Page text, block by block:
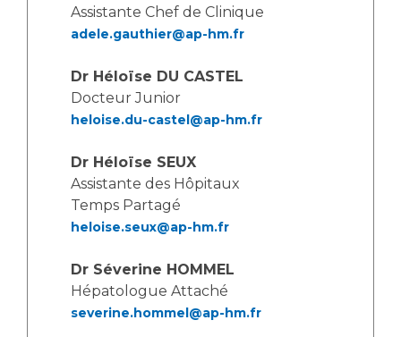
Médecine nucléaire
Maladies rares
Maternité Hôpital Nord
Vos représentants
La Commission Des Usagers (CDU)
Adresser un examen au Laboratoire d'Infectiologie
Centres de référence Maladies Rares
Presse / Multimédia
Communiqués de presse
Dossiers de presse
Médiathèque
Fournisseurs
Assistante Chef de Clinique
adele.gauthier@ap-hm.fr
Dr Héloïse DU CASTEL
Docteur Junior
heloise.du-castel@ap-hm.fr
Dr Héloïse SEUX
Assistante des Hôpitaux
Temps Partagé
heloise.seux@ap-hm.fr
Dr Séverine HOMMEL
Hépatologue Attaché
severine.hommel@ap-hm.fr